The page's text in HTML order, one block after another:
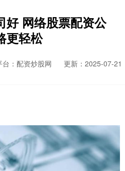
好 网络股票配资公
更轻松
台：配资炒股网
更新：2025-07-21